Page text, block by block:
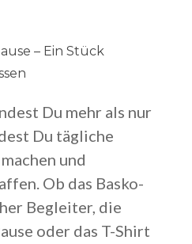
– Ein Stück
Du mehr als nur
Du tägliche
und
Ob das Basko-
Begleiter, die
oder das T-Shirt